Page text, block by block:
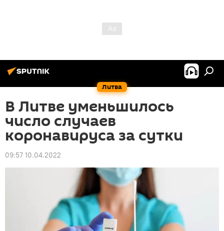
Литва
В Литве уменьшилось
число случаев
коронавируса за сутки
09:57 10.04.2022